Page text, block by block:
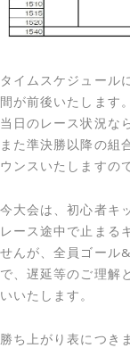
タイムスケジュール
間が前後いたします。
当日のレース状況な
また準決勝以降の組
ウンスいたしますの
今大会は、初心者キ
レース途中で止まる
せんが、全員ゴール
で、遅延等のご理解
いいたします。
勝ち上がり表につき